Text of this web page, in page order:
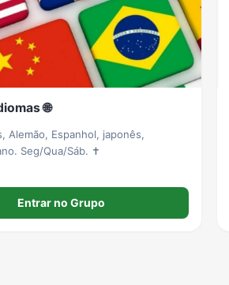
🌐
Alemão, Espanhol, japonês,
Seg/Qua/Sáb. ✝
Entrar no Grupo